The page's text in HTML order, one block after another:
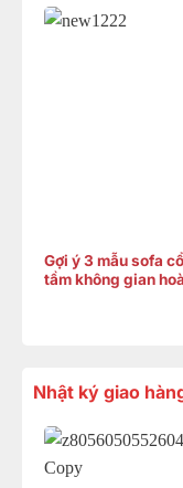
Gợi ý 3 mẫu sofa
tầm không gian
Nhật ký giao